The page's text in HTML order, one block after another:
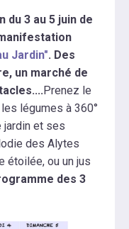
du 3 au 5 juin de
Jardin". Des
un marché de
Prenez le
légumes à 360°
jardin et ses
des Alytes
étoilée, ou un jus
des 3